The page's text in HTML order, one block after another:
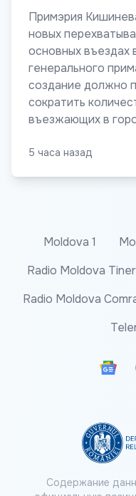
Примэрия
новых
основных въездах
генерального
создание должно
сократить
въезжающих в
5 часа назад
Moldova 1
Radio Moldova
Radio Moldova
Содержание